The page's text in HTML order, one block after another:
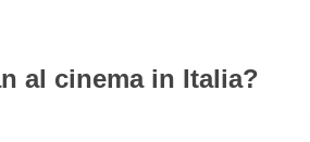
al cinema in Italia?